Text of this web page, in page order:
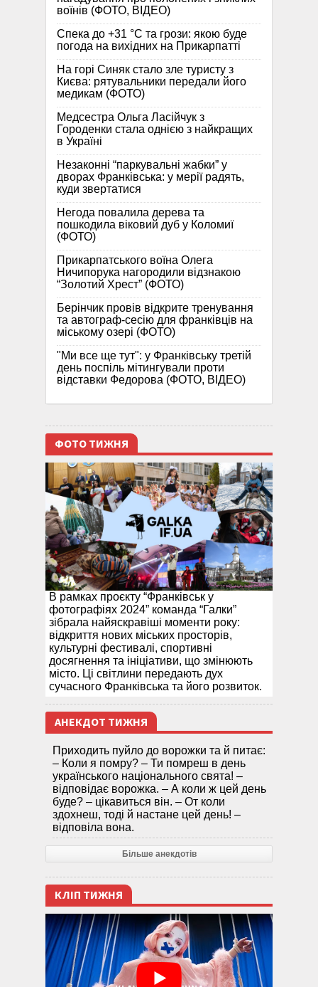
воїнів (ФОТО, ВІДЕО)
Спека до +31 °C та грози: якою буде
погода на вихідних на Прикарпатті
На горі Синяк стало зле туристу з
Києва: рятувальники передали його
медикам (ФОТО)
Медсестра Ольга Ласійчук з
Городенки стала однією з найкращих
в Україні
Незаконні “паркувальні жабки” у
дворах Франківська: у мерії радять,
куди звертатися
Негода повалила дерева та
пошкодила віковий дуб у Коломиї
(ФОТО)
Прикарпатського воїна Олега
Ничипорука нагородили відзнакою
“Золотий Хрест” (ФОТО)
Берінчик провів відкрите тренування
та автограф-сесію для франківців на
міському озері (ФОТО)
"Ми все ще тут": у Франківську третій
день поспіль мітингували проти
відставки Федорова (ФОТО, ВІДЕО)
ФОТО ТИЖНЯ
В рамках проєкту “Франківськ у
фотографіях 2024” команда “Галки”
зібрала найяскравіші моменти року:
відкриття нових міських просторів,
культурні фестивалі, спортивні
досягнення та ініціативи, що змінюють
місто. Ці світлини передають дух
сучасного Франківська та його розвиток.
АНЕКДОТ ТИЖНЯ
Приходить пуйло до ворожки та й питає:
– Коли я помру? – Ти помреш в день
українського національного свята! –
відповідає ворожка. – А коли ж цей день
буде? – цікавиться він. – От коли
здохнеш, тоді й настане цей день! –
відповіла вона.
Більше анекдотів
КЛІП ТИЖНЯ